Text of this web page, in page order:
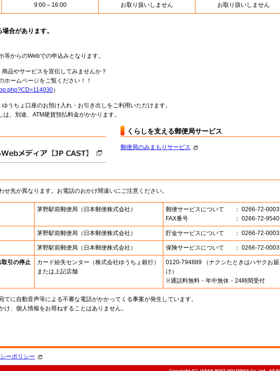
9:00～16:00 お取り扱いしません お取り扱いしません
合があります。
からのWebでの申込みとなります。
品やサービスを宣伝してみませんか？
ームページをご覧ください！！
）
うちょ口座のお預け入れ・お引き出しをご利用いただけます。
、別途、ATM硬貨預払料金がかかります。
くらしを支える郵便局サービス
郵便局のみまもりサービス
先が異なります。お電話のおかけ間違いにご注意ください。
茅野駅前郵便局 （日本郵便株式会社） 郵便サービスについて
： 0266-72-0003
FAX番号
： 0266-72-9540
茅野駅前郵便局 （日本郵便株式会社） 貯金サービスについて ： 0266-72-0003
茅野駅前郵便局 （日本郵便株式会社） 保険サービスについて ： 0266-72-0003
引の停止 カード紛失センター （株式会社ゆうちょ銀行）
または上記店舗
0120-794889 （ナクシたときはハヤクお届
け）
※通話料無料・年中無休・24時間受付
てに自動音声等による不審な電話がかかってくる事案が発生しています。
け、個人情報をお尋ねすることはありません。
ーポリシー